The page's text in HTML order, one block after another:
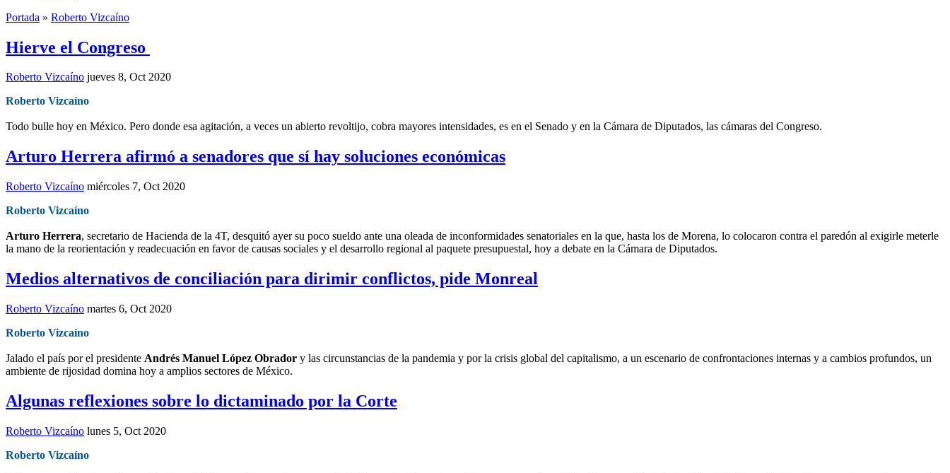
Portada » Roberto Vizcaíno
Hierve el Congreso
Roberto Vizcaíno jueves 8, Oct 2020
Roberto Vizcaíno
Todo bulle hoy en México. Pero donde esa agitación, a veces un abierto revoltijo, cobra mayores intensidades, es en el Senado y en la Cámara de Diputados, las cámaras del Congreso.
Arturo Herrera afirmó a senadores que sí hay soluciones económicas
Roberto Vizcaíno miércoles 7, Oct 2020
Roberto Vizcaíno
Arturo Herrera, secretario de Hacienda de la 4T, desquitó ayer su poco sueldo ante una oleada de inconformidades senatoriales en la que, hasta los de Morena, lo colocaron contra el paredón al exigirle meterle
la mano de la reorientación y readecuación en favor de causas sociales y el desarrollo regional al paquete presupuestal, hoy a debate en la Cámara de Diputados.
Medios alternativos de conciliación para dirimir conflictos, pide Monreal
Roberto Vizcaíno martes 6, Oct 2020
Roberto Vizcaíno
Jalado el país por el presidente Andrés Manuel López Obrador y las circunstancias de la pandemia y por la crisis global del capitalismo, a un escenario de confrontaciones internas y a cambios profundos, un
ambiente de rijosidad domina hoy a amplios sectores de México.
Algunas reflexiones sobre lo dictaminado por la Corte
Roberto Vizcaíno lunes 5, Oct 2020
Roberto Vizcaíno